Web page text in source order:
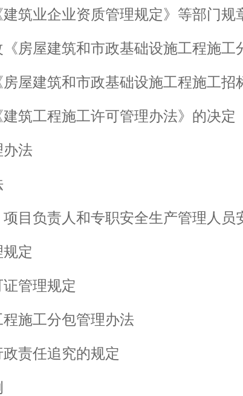
筑业企业资质管理规定》等部门规
房屋建筑和市政基础设施工程施工
屋建筑和市政基础设施工程施工招
筑工程施工许可管理办法》的决定
法
目负责人和专职安全生产管理人员
定
管理规定
施工分包管理办法
责任追究的规定